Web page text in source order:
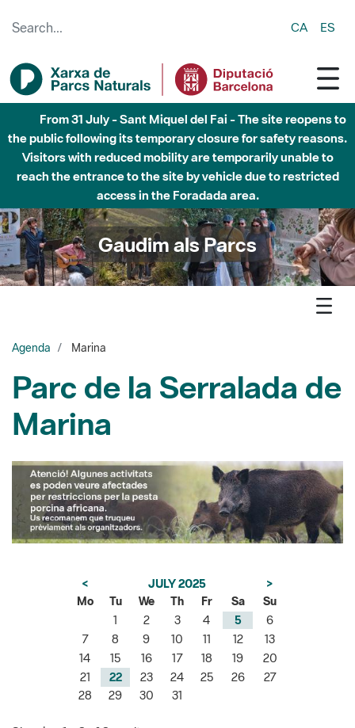
CA ES
Fins al desembre de 2026 - Parc Fluvial Besòs -
Afectacions a la llera del Parc Fluvial del Besòs degut a
obres de construcció d'una passera sobre el riu
Gaudim als Parcs
Parc de la Serralada de
Marina
< JULY 2025
>
2 3 4
6
7
8 9 10 11 12
13
15 16 17 18 19
20
21
22 23 24 25 26
27
28
29 30 31
Showing 1 - 2 of 2 results.